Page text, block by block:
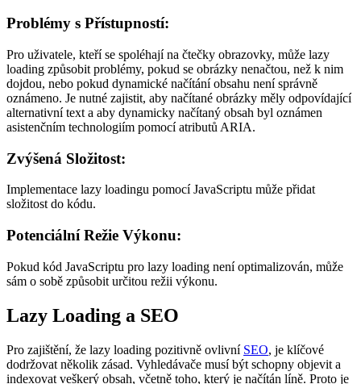
Problémy s Přístupností:
Pro uživatele, kteří se spoléhají na čtečky obrazovky, může lazy
loading způsobit problémy, pokud se obrázky nenačtou, než k nim
dojdou, nebo pokud dynamické načítání obsahu není správně
oznámeno. Je nutné zajistit, aby načítané obrázky měly odpovídající
alternativní text a aby dynamicky načítaný obsah byl oznámen
asistenčním technologiím pomocí atributů ARIA.
Zvýšená Složitost:
Implementace lazy loadingu pomocí JavaScriptu může přidat
složitost do kódu.
Potenciální Režie Výkonu:
Pokud kód JavaScriptu pro lazy loading není optimalizován, může
sám o sobě způsobit určitou režii výkonu.
Lazy Loading a SEO
Pro zajištění, že lazy loading pozitivně ovlivní SEO, je klíčové
dodržovat několik zásad. Vyhledávače musí být schopny objevit a
indexovat veškerý obsah, včetně toho, který je načítán líně. Proto je